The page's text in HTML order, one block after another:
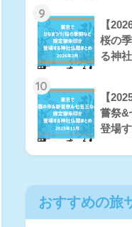
9
【
桜の
る神
10
【
嘗祭&
登場
おすすめの旅